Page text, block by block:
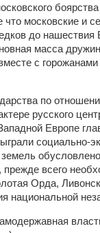
что московские и
до нашествия
масса
с
по
русского
Европе
социально-
обусловлено
прежде всего
Орда,
национальной